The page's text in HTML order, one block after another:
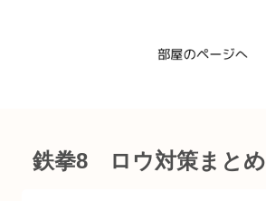
鉄拳8 ロウ対策まとめ